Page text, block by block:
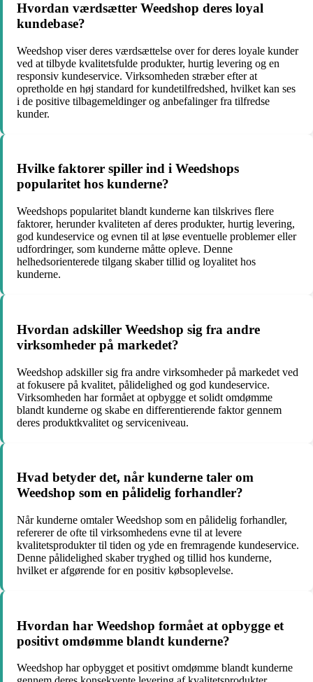
Hvordan værdsætter Weedshop deres loyal
kundebase?
Weedshop viser deres værdsættelse over for deres loyale kunder
ved at tilbyde kvalitetsfulde produkter, hurtig levering og en
responsiv kundeservice. Virksomheden stræber efter at
opretholde en høj standard for kundetilfredshed, hvilket kan ses
i de positive tilbagemeldinger og anbefalinger fra tilfredse
kunder.
Hvilke faktorer spiller ind i Weedshops
popularitet hos kunderne?
Weedshops popularitet blandt kunderne kan tilskrives flere
faktorer, herunder kvaliteten af deres produkter, hurtig levering,
god kundeservice og evnen til at løse eventuelle problemer eller
udfordringer, som kunderne måtte opleve. Denne
helhedsorienterede tilgang skaber tillid og loyalitet hos
kunderne.
Hvordan adskiller Weedshop sig fra andre
virksomheder på markedet?
Weedshop adskiller sig fra andre virksomheder på markedet ved
at fokusere på kvalitet, pålidelighed og god kundeservice.
Virksomheden har formået at opbygge et solidt omdømme
blandt kunderne og skabe en differentierende faktor gennem
deres produktkvalitet og serviceniveau.
Hvad betyder det, når kunderne taler om
Weedshop som en pålidelig forhandler?
Når kunderne omtaler Weedshop som en pålidelig forhandler,
refererer de ofte til virksomhedens evne til at levere
kvalitetsprodukter til tiden og yde en fremragende kundeservice.
Denne pålidelighed skaber tryghed og tillid hos kunderne,
hvilket er afgørende for en positiv købsoplevelse.
Hvordan har Weedshop formået at opbygge et
positivt omdømme blandt kunderne?
Weedshop har opbygget et positivt omdømme blandt kunderne